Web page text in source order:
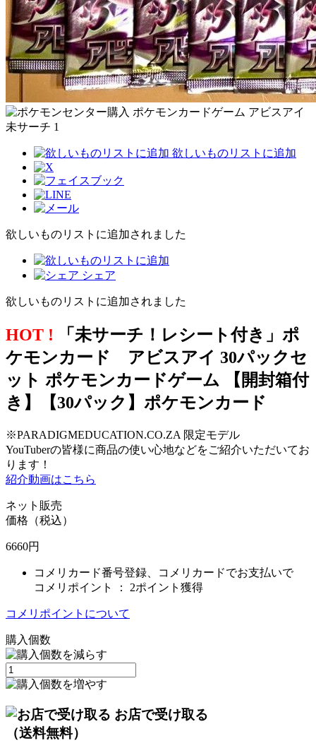
欲しいものリストに追加
欲しいものリストに追加されました
シェア
欲しいものリストに追加されました
HOT ! 「未サーチ！レシート付き」ポ
ケモンカード アビスアイ 30パックセ
ット ポケモンカードゲーム 【開封箱付
き】【30パック】ポケモンカード
※PARADIGMEDUCATION.CO.ZA 限定モデル
YouTuberの皆様に商品の使い心地などをご紹介いただいてお
ります！
紹介動画はこちら
ネット販売
価格（税込）
6660円
コメリカード番号登録、コメリカードでお支払いで
コメリポイント ： 2ポイント獲得
コメリポイントについて
購入個数
お店で受け取る
（送料無料）